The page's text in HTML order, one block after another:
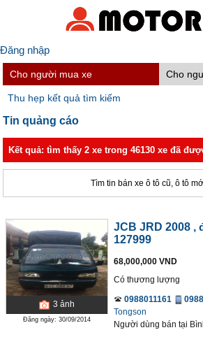
Đăng nhập
Cho người mua xe Cho
Thu hẹp kết quả tìm kiếm
Tin quảng cáo
Kết quả: tìm thấy 2 xe trong 46130 xe đã
Tìm tin bán xe ô tô cũ, ô tô
3 ảnh
Đăng ngày: 30/09/2014
JCB JRD 2008 ,
127999
68,000,000 VND
Có thương lượng
0988011161
Tongson
Người dùng bán tại